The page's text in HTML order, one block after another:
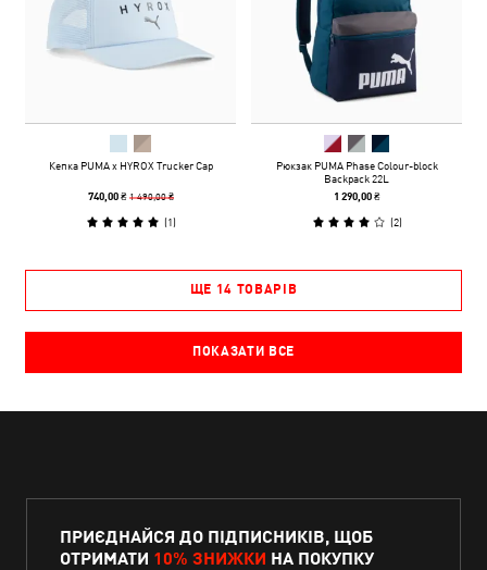
Кепка PUMA x HYROX Trucker Cap
740,00 ₴ 1 490,00 ₴
(1)
Рюкзак PUMA Phase Colour-block
Backpack 22L
1 290,00 ₴
(2)
ЩЕ 14 ТОВАРІВ
ПОКАЗАТИ ВСЕ
ПРИЄДНАЙСЯ ДО ПІДПИСНИКІВ, ЩОБ
ОТРИМАТИ 10% ЗНИЖКИ НА ПОКУПКУ